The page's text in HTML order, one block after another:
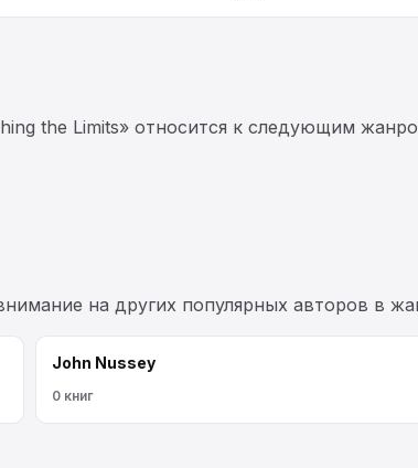
the Limits» относится к следующим
на других популярных авторов в
John Nussey
0 книг